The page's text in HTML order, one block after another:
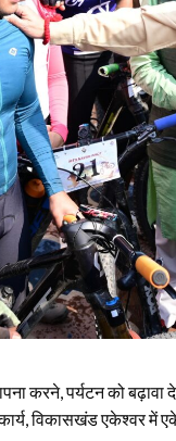
करने, पर्यटन को
विकासखंड एकेश्वर में